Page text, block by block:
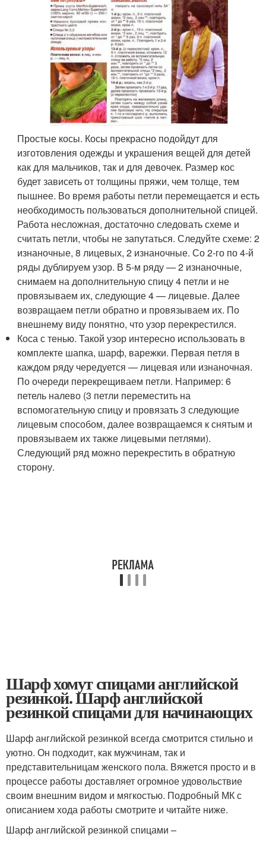
Простые косы. Косы прекрасно подойдут для
изготовления одежды и украшения вещей для детей
как для мальчиков, так и для девочек. Размер кос
будет зависеть от толщины пряжи, чем толще, тем
пышнее. Во время работы петли перемещается и есть
необходимость пользоваться дополнительной спицей.
Работа несложная, достаточно следовать схеме и
считать петли, чтобы не запутаться. Следуйте схеме: 2
изнаночные, 8 лицевых, 2 изнаночные. Со 2-го по 4-й
ряды дублируем узор. В 5-м ряду — 2 изнаночные,
снимаем на дополнительную спицу 4 петли и не
провязываем их, следующие 4 — лицевые. Далее
возвращаем петли обратно и провязываем их. По
внешнему виду понятно, что узор перекрестился.
Коса с тенью. Такой узор интересно использовать в
комплекте шапка, шарф, варежки. Первая петля в
каждом ряду чередуется — лицевая или изнаночная.
По очереди перекрещиваем петли. Например: 6
петель налево (3 петли переместить на
вспомогательную спицу и провязать 3 следующие
лицевым способом, далее возвращаемся к снятым и
провязываем их также лицевыми петлями).
Следующий ряд можно перекрестить в обратную
сторону.
Шарф хомут спицами английской
резинкой. Шарф английской
резинкой спицами для начинающих
Шарф английской резинкой всегда смотрится стильно и
уютно. Он подходит, как мужчинам, так и
представительницам женского пола. Вяжется просто и в
процессе работы доставляет огромное удовольствие
своим внешним видом и мягкостью. Подробный МК с
описанием хода работы смотрите и читайте ниже.
Шарф английской резинкой спицами –